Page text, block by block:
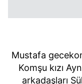
Mustafa
Komşu kızı
arkadaşları